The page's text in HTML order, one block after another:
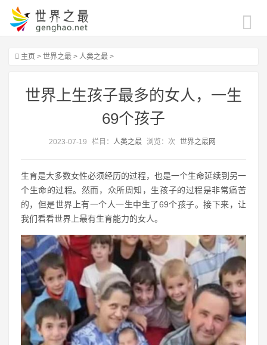
主页 > 世界之最 > 人类之最 >
世界上生孩子最多的女人，一生
69个孩子
2023-07-19 栏目： 人类之最 浏览： 次 世界之最网
生育是大多数女性必须经历的过程，也是一个生命延续到另一
个生命的过程。然而，众所周知，生孩子的过程是非常痛苦
的，但是世界上有一个人一生中生了69个孩子。接下来，让
我们看看世界上最有生育能力的女人。